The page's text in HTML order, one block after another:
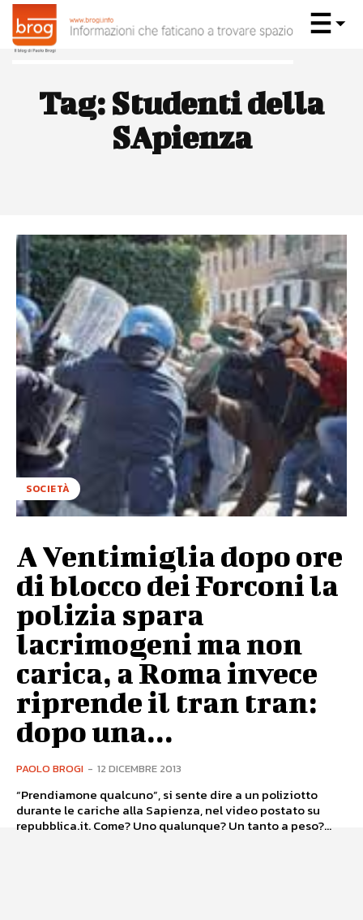
Tag: Studenti della
SApienza
SOCIETÀ
A Ventimiglia dopo ore
di blocco dei Forconi la
polizia spara
lacrimogeni ma non
carica, a Roma invece
riprende il tran tran:
dopo una...
PAOLO BROGI - 12 DICEMBRE 2013
“Prendiamone qualcuno”, si sente dire a un poliziotto
durante le cariche alla Sapienza, nel video postato su
repubblica.it. Come? Uno qualunque? Un tanto a peso?...